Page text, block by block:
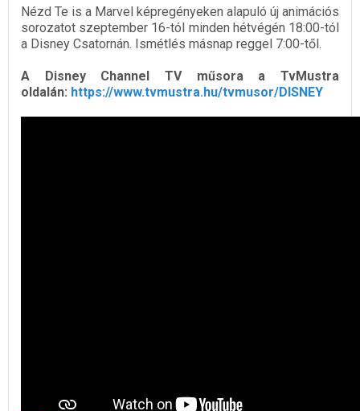
Nézd Te is a Marvel képregényeken alapuló új animációs
sorozatot szeptember 16-tól minden hétvégén 18:00-tól
a Disney Csatornán. Ismétlés másnap reggel 7:00-től.
A Disney Channel TV műsora a TvMustra
oldalán: https://www.tvmustra.hu/tvmusor/DISNEY